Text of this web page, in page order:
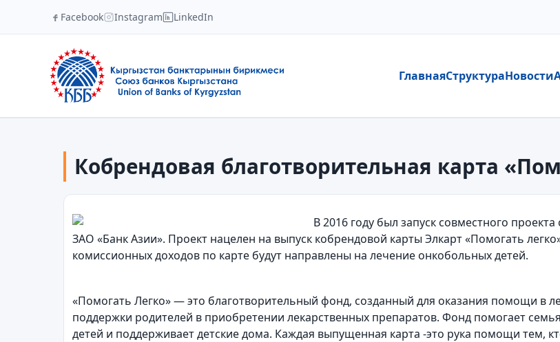
Facebook Instagram LinkedIn
ГлавнаяСтруктураНовости
Кобрендовая благотворительная карта
В 2016 году был запуск совместного
ЗАО «Банк Азии». Проект нацелен на выпуск кобрендовой карты Элкарт «Помогать
комиссионных доходов по карте будут направлены на лечение онкобольных детей.
«Помогать Легко» — это благотворительный фонд, созданный для оказания помощи в
поддержки родителей в приобретении лекарственных препаратов. Фонд помогает
детей и поддерживает детские дома. Каждая выпущенная карта -это рука помощи тем,